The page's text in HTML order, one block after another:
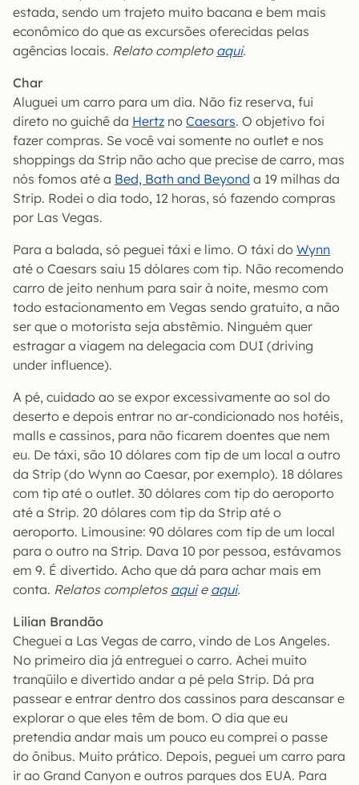
estada, sendo um trajeto muito bacana e bem mais
econômico do que as excursões oferecidas pelas
agências locais. Relato completo aqui.
Char
Aluguei um carro para um dia. Não fiz reserva, fui
direto no guichê da Hertz no Caesars. O objetivo foi
fazer compras. Se você vai somente no outlet e nos
shoppings da Strip não acho que precise de carro, mas
nós fomos até a Bed, Bath and Beyond a 19 milhas da
Strip. Rodei o dia todo, 12 horas, só fazendo compras
por Las Vegas.
Para a balada, só peguei táxi e limo. O táxi do Wynn
até o Caesars saiu 15 dólares com tip. Não recomendo
carro de jeito nenhum para sair à noite, mesmo com
todo estacionamento em Vegas sendo gratuito, a não
ser que o motorista seja abstêmio. Ninguém quer
estragar a viagem na delegacia com DUI (driving
under influence).
A pé, cuidado ao se expor excessivamente ao sol do
deserto e depois entrar no ar-condicionado nos hotéis,
malls e cassinos, para não ficarem doentes que nem
eu. De táxi, são 10 dólares com tip de um local a outro
da Strip (do Wynn ao Caesar, por exemplo). 18 dólares
com tip até o outlet. 30 dólares com tip do aeroporto
até a Strip. 20 dólares com tip da Strip até o
aeroporto. Limousine: 90 dólares com tip de um local
para o outro na Strip. Dava 10 por pessoa, estávamos
em 9. É divertido. Acho que dá para achar mais em
conta. Relatos completos aquie aqui.
Lilian Brandão
Cheguei a Las Vegas de carro, vindo de Los Angeles.
No primeiro dia já entreguei o carro. Achei muito
tranqüilo e divertido andar a pé pela Strip. Dá pra
passear e entrar dentro dos cassinos para descansar e
explorar o que eles têm de bom. O dia que eu
pretendia andar mais um pouco eu comprei o passe
do ônibus. Muito prático. Depois, peguei um carro para
ir ao Grand Canyon e outros parques dos EUA. Para